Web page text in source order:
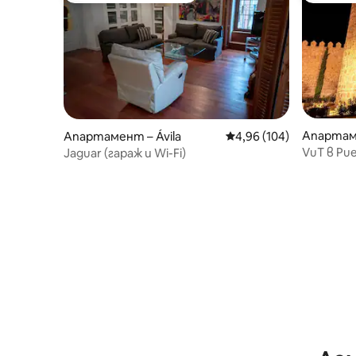
Апартамент – Ávila‎ Средна оценка: 4,96
4,96 (104)
Jaguar (гараж и Wi-Fi)
VuT в